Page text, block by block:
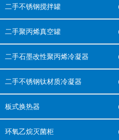
二手不锈钢搅拌罐
二手聚丙烯真空罐
二手石墨改性聚丙烯冷凝器
二手不锈钢钛材质冷凝器
板式换热器
环氧乙烷灭菌柜